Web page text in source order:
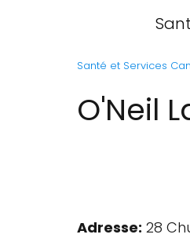
Santé et Services
O'Neil
Adresse: 28